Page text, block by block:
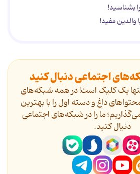
بشناسید!
مفید!
اجتماعی دنبال کنید
تنها یک کلیک است! در همه شبکه‌های
داغ و دسته اول را با بهترین
ما را در شبکه‌های اجتماعی
دنیال کنید.